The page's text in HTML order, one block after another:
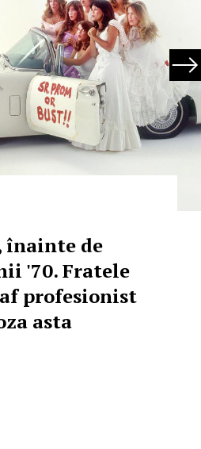
înainte de
'70. Fratele
profesionist
asta